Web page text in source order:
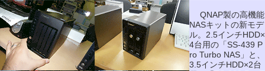
QNAP製の高機能
NASキットの新モデ
ル。2.5インチHDD×
4台用の「SS-439 P
ro Turbo NAS」と、
3.5インチHDD×2台